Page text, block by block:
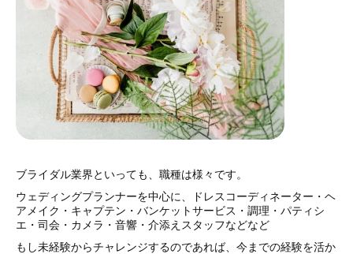
ブライダル業界といっても、職種は様々です。
ウェディングプランナーを中心に、ドレスコーディネーター・ヘ
アメイク・キャプテン・バンケットサービス・調理・パティシ
エ・司会・カメラ・音響・介添えスタッフなどなど
もし未経験からチャレンジするのであれば、今までの経験を活か